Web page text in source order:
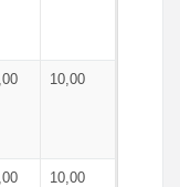
10,00
10,00